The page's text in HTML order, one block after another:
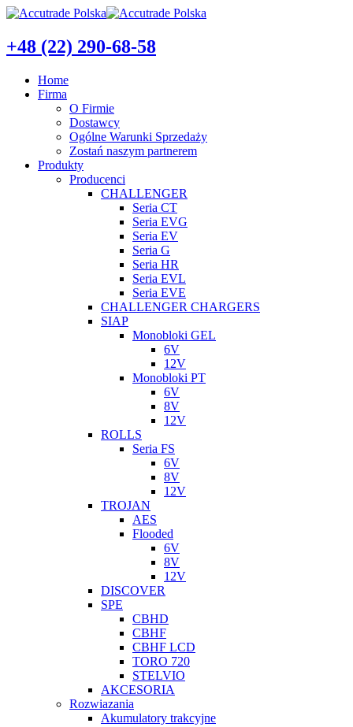
+48 (22) 290-68-58
Home
Firma
O Firmie
Dostawcy
Ogólne Warunki Sprzedaży
Zostań naszym partnerem
Produkty
Producenci
CHALLENGER
Seria CT
Seria EVG
Seria EV
Seria G
Seria HR
Seria EVL
Seria EVE
CHALLENGER CHARGERS
SIAP
Monobloki GEL
6V
12V
Monobloki PT
6V
8V
12V
ROLLS
Seria FS
6V
8V
12V
TROJAN
AES
Flooded
6V
8V
12V
DISCOVER
SPE
CBHD
CBHF
CBHF LCD
TORO 720
STELVIO
AKCESORIA
Rozwiazania
Akumulatory trakcyjne